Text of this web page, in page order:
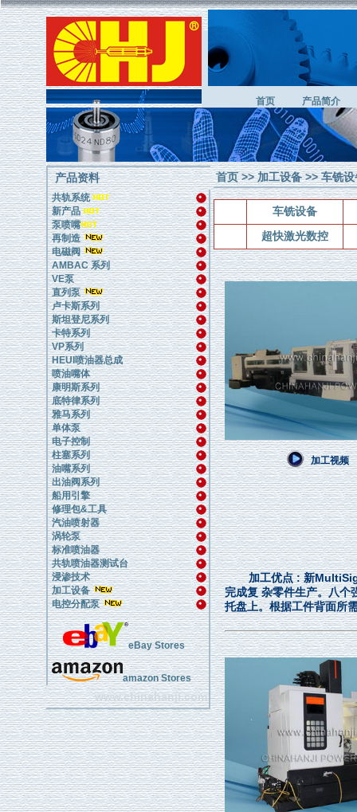
首页 产品简介
产品资料
共轨系统
新产品
泵喷嘴
再制造
电磁阀
AMBAC 系列
VE泵
直列泵
卢卡斯系列
斯坦登尼系列
卡特系列
VP系列
HEUI喷油器总成
喷油嘴体
康明斯系列
底特律系列
雅马系列
单体泵
电子控制
柱塞系列
油嘴系列
出油阀系列
船用引擎
修理包&工具
汽油喷射器
涡轮泵
标准喷油器
共轨喷油器测试台
浸渗技术
加工设备
电控分配泵
eBay Stores
amazon Stores
www.chinahanji.com
首页 >> 加工设备 >> 车铣设
车铣设备
超快激光数控
加工视频
加工优点 : 新
完成复 杂零件生产。八个
托盘上。根据工件背面所